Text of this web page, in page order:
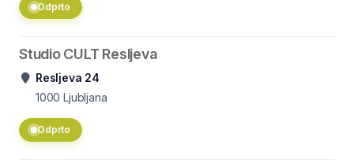
Odprto
Studio CULT Resljeva
Resljeva 24
1000 Ljubljana
Odprto